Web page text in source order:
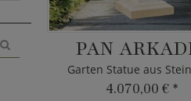
PAN
Garten Statue aus
4.070,00 € *